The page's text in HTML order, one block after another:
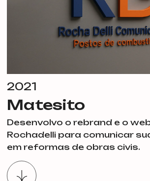
2021
Matesito
Desenvolvo o rebrand e o
Rochadelli para comunicar
em reformas de obras civis.